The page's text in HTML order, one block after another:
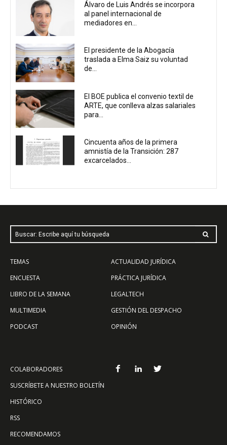
Álvaro de Luis Andrés se incorpora
al panel internacional de
mediadores en...
El presidente de la Abogacía
traslada a Elma Saiz su voluntad
de...
El BOE publica el convenio textil de
ARTE, que conlleva alzas salariales
para...
Cincuenta años de la primera
amnistía de la Transición: 287
excarcelados...
Buscar: Escribe aquí tu búsqueda
TEMAS
ENCUESTA
LIBRO DE LA SEMANA
MULTIMEDIA
PODCAST
ACTUALIDAD JURÍDICA
PRÁCTICA JURÍDICA
LEGALTECH
GESTIÓN DEL DESPACHO
OPINIÓN
COLABORADORES
SUSCRÍBETE A NUESTRO BOLETÍN
HISTÓRICO
RSS
RECOMENDAMOS